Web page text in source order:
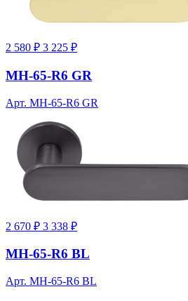
2 580 ₽ 3 225 ₽
MH-65-R6 GR
Арт. MH-65-R6 GR
2 670 ₽ 3 338 ₽
MH-65-R6 BL
Арт. MH-65-R6 BL